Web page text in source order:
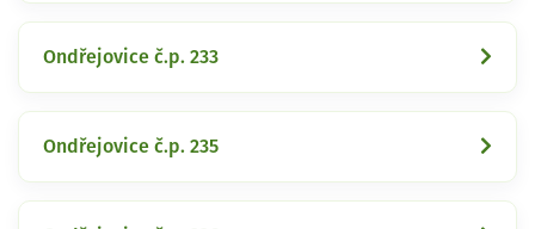
Ondřejovice č.p. 233
Ondřejovice č.p. 235